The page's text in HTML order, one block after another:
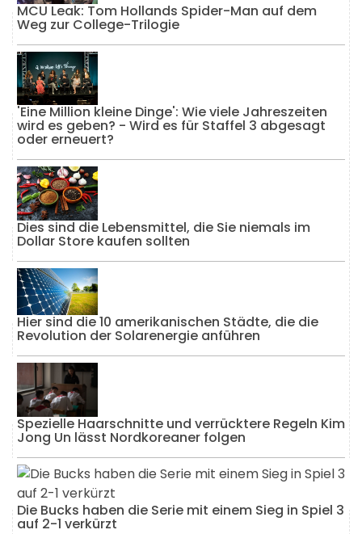
MCU Leak: Tom Hollands Spider-Man auf dem
Weg zur College-Trilogie
'Eine Million kleine Dinge': Wie viele Jahreszeiten
wird es geben? - Wird es für Staffel 3 abgesagt
oder erneuert?
Dies sind die Lebensmittel, die Sie niemals im
Dollar Store kaufen sollten
Hier sind die 10 amerikanischen Städte, die die
Revolution der Solarenergie anführen
Spezielle Haarschnitte und verrücktere Regeln Kim
Jong Un lässt Nordkoreaner folgen
Die Bucks haben die Serie mit einem Sieg in Spiel 3
auf 2-1 verkürzt